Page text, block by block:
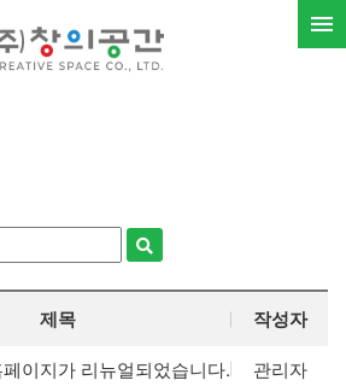
제목 작성자
이지가 리뉴얼되었습니다. 관리자